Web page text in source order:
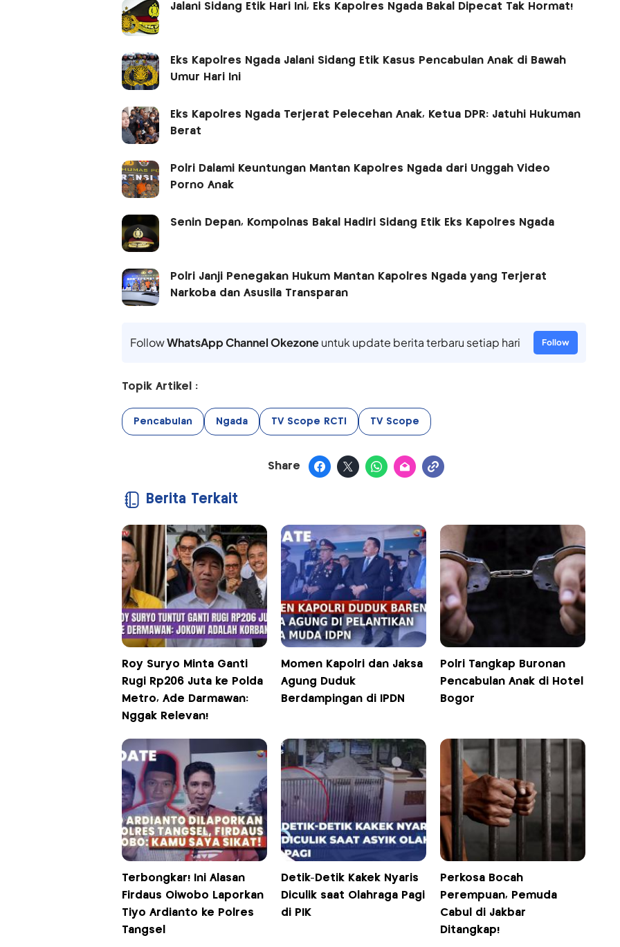
Jalani Sidang Etik Hari Ini, Eks Kapolres Ngada Bakal Dipecat Tak Hormat!
Eks Kapolres Ngada Jalani Sidang Etik Kasus Pencabulan Anak di Bawah
Umur Hari Ini
Eks Kapolres Ngada Terjerat Pelecehan Anak, Ketua DPR: Jatuhi Hukuman
Berat
Polri Dalami Keuntungan Mantan Kapolres Ngada dari Unggah Video
Porno Anak
Senin Depan, Kompolnas Bakal Hadiri Sidang Etik Eks Kapolres Ngada
Polri Janji Penegakan Hukum Mantan Kapolres Ngada yang Terjerat
Narkoba dan Asusila Transparan
FollowWhatsApp Channel Okezoneuntuk update berita terbaru setiap hari Follow
Topik Artikel :
Pencabulan Ngada TV Scope RCTI TV Scope
Share
Berita Terkait
Roy Suryo Minta Ganti
Rugi Rp206 Juta ke Polda
Metro, Ade Darmawan:
Nggak Relevan!
Momen Kapolri dan Jaksa
Agung Duduk
Berdampingan di IPDN
Polri Tangkap Buronan
Pencabulan Anak di Hotel
Bogor
Terbongkar! Ini Alasan
Firdaus Oiwobo Laporkan
Tiyo Ardianto ke Polres
Tangsel
Detik-Detik Kakek Nyaris
Diculik saat Olahraga Pagi
di PIK
Perkosa Bocah
Perempuan, Pemuda
Cabul di Jakbar
Ditangkap!